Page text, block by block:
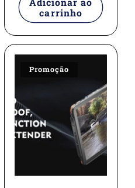
carrinho
Promoção